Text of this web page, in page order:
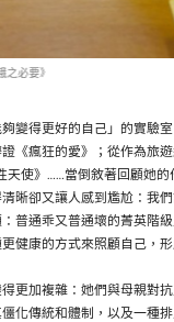
之必要》
變得更好的自己」的實驗
《瘋狂的愛》；從作為旅
使》……當倒敘著回顧她
晰卻又讓人感到尷尬：我
普通乖又普通壞的菁英階
健康的方式來照顧自己，
更加複雜：她們與母親對
化傳統和體制，以及一種